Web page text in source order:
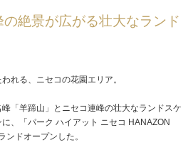
絶景が広がる壮大なランド
れる、ニセコの花園エリア。
「羊蹄山」とニセコ連峰の壮大なランドスケ
、「パーク ハイアット ニセコ HANAZON
ドオープンした。